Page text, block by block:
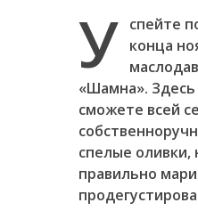
У
спейте
конца
«Шамна».
сможете всей
спелые оливки,
правильно